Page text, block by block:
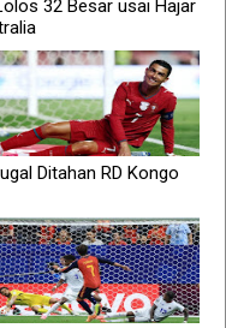
32 Besar usai Hajar
Ditahan RD Kongo